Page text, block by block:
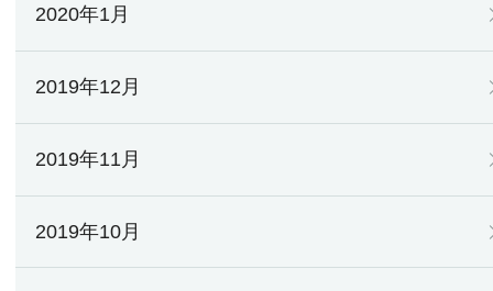
2020年1月
2019年12月
2019年11月
2019年10月